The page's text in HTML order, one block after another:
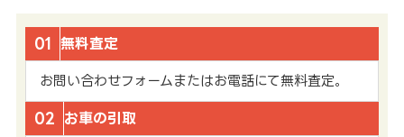
01 無料査定
お問い合わせフォームまたはお電話にて無料査定。
02 お車の引取